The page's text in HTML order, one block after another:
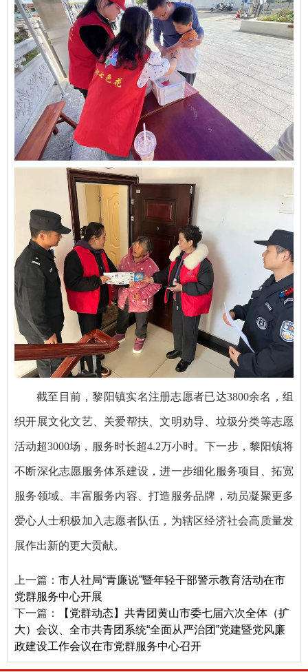
截至目前，黎阳镇实名注册志愿者已达3800余名，组
织开展文化文艺、关爱帮扶、文明劝导、垃圾分类等志愿
活动超3000场，服务时长超4.2万小时。下一步，黎阳镇将
不断深化志愿服务体系建设，进一步细化服务项目、拓宽
服务领域、丰富服务内容、打造服务品牌，动员凝聚更多
爱心人士积极加入志愿者队伍，为辖区经济社会高质量发
展作出新的更大贡献。
上一篇： 市人社局“青廉说”暨年轻干部警示教育活动在市
党群服务中心开展
下一篇：
【党群动态】共青团黄山市委七届六次全体（扩
大）会议、全市共青团系统“全面从严治团”党建暨党风廉
政建设工作会议在市党群服务中心召开